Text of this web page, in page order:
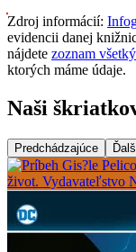
Zdroj informácií:
evidencii danej
nájdete zoznam
ktorých máme údaje.
Naši
Predchádzajúce